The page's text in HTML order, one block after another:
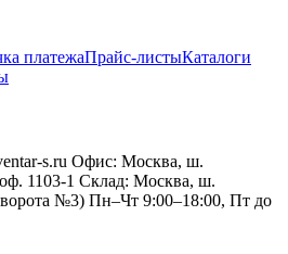
платежаПрайс-листыКаталоги
s.ru Офис: Москва, ш.
1103-1 Склад: Москва, ш.
№3) Пн–Чт 9:00–18:00, Пт до